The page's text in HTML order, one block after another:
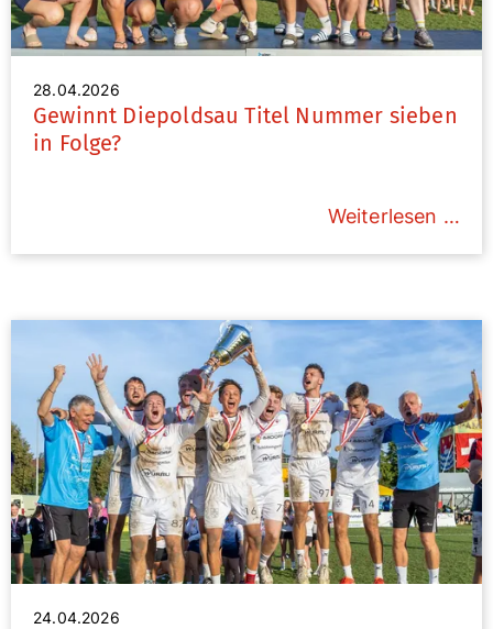
28.04.2026
Gewinnt Diepoldsau Titel Nummer sieben
in Folge?
Weiterlesen …
24.04.2026